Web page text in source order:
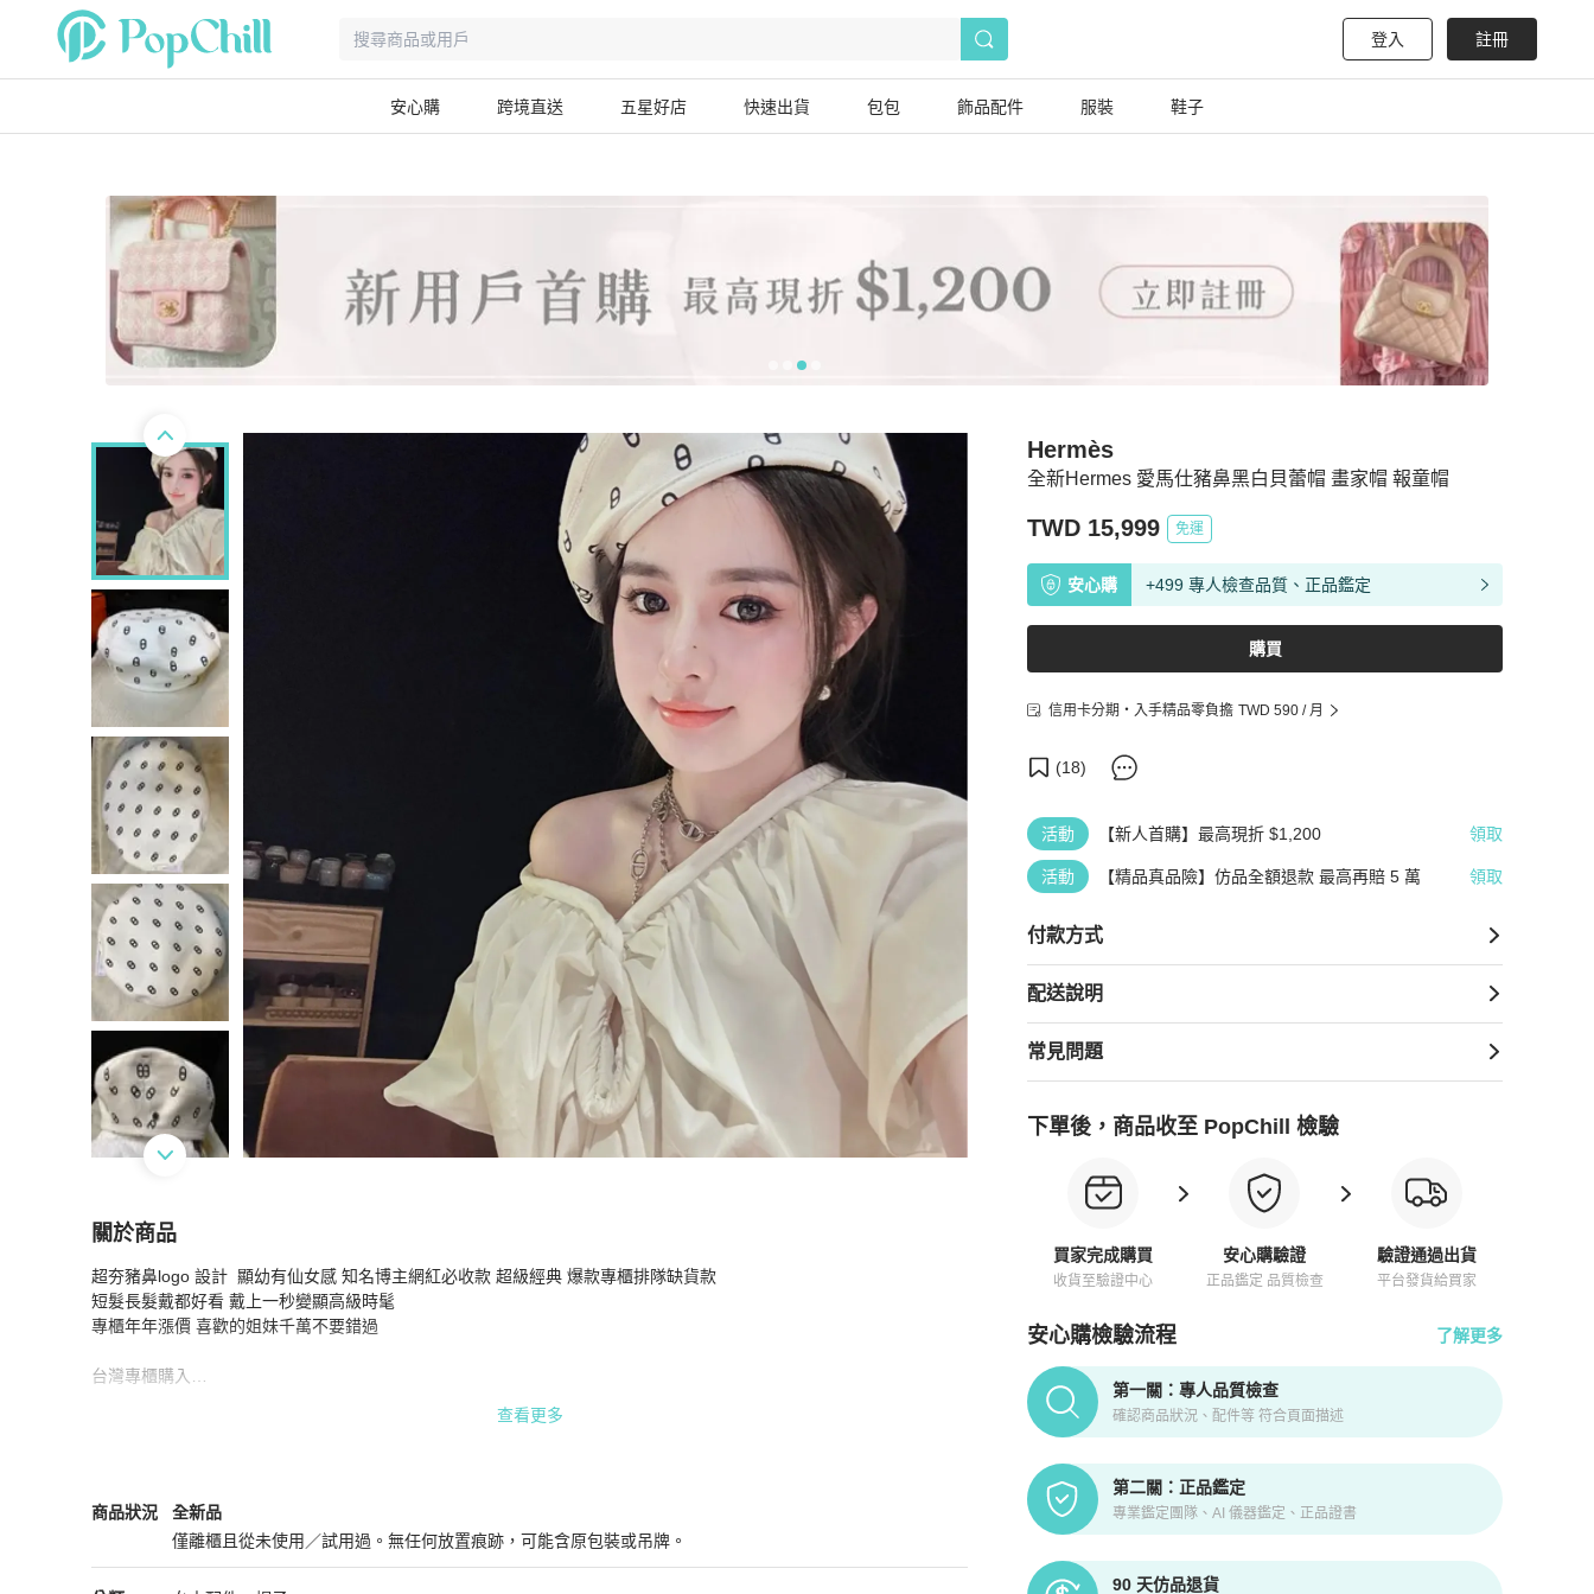
登入 註冊
安心購 跨境直送 五星好店 快速出貨 包包 飾品配件 服裝 鞋子
全新Hermes 愛馬仕豬鼻黑白貝蕾帽 畫家帽 報童帽
Hermès
TWD 15,999 免運
安心購 +499 專人檢查品質、正品鑑定
購買
信用卡分期・入手精品零負擔 TWD 590 / 月
(18)
活動 【新人首購】最高現折 $1,200 領取
活動 【精品真品險】仿品全額退款 最高再賠 5 萬 領取
付款方式
配送說明
常見問題
下單後，商品收至 PopChill 檢驗
買家完成購買
收貨至驗證中心
安心購驗證
正品鑑定 品質檢查
驗證通過出貨
平台發貨給買家
安心購檢驗流程 了解更多
PopChill拍拍圈正品驗證、安心購檢驗流程介紹
第一關：專人品質檢查
確認商品狀況、配件等 符合頁面描述
第二關：正品鑑定
專業鑑定團隊、AI 儀器鑑定、正品證書
90 天仿品退貨
關於商品
關於全新Hermes 愛馬仕豬鼻黑白貝蕾帽 畫家帽 報童帽商品詳情與購買須知
超夯豬鼻logo 設計  顯幼有仙女感 知名博主網紅必收款 超級經典 爆款專櫃排隊缺貨款
短髮長髮戴都好看 戴上一秒變顯高級時髦
專櫃年年漲價 喜歡的姐妹千萬不要錯過
台灣專櫃購入
查看更多
商品狀況
Hermès女士配件商品狀態與細節
全新品
僅離櫃且從未使用／試用過。無任何放置痕跡，可能含原包裝或吊牌。
全新品